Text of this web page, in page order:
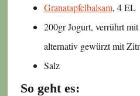
Granatapfelbalsam, 4 EL
200gr Jogurt, verrührt
alternativ gewürzt mit
Salz
So geht es: